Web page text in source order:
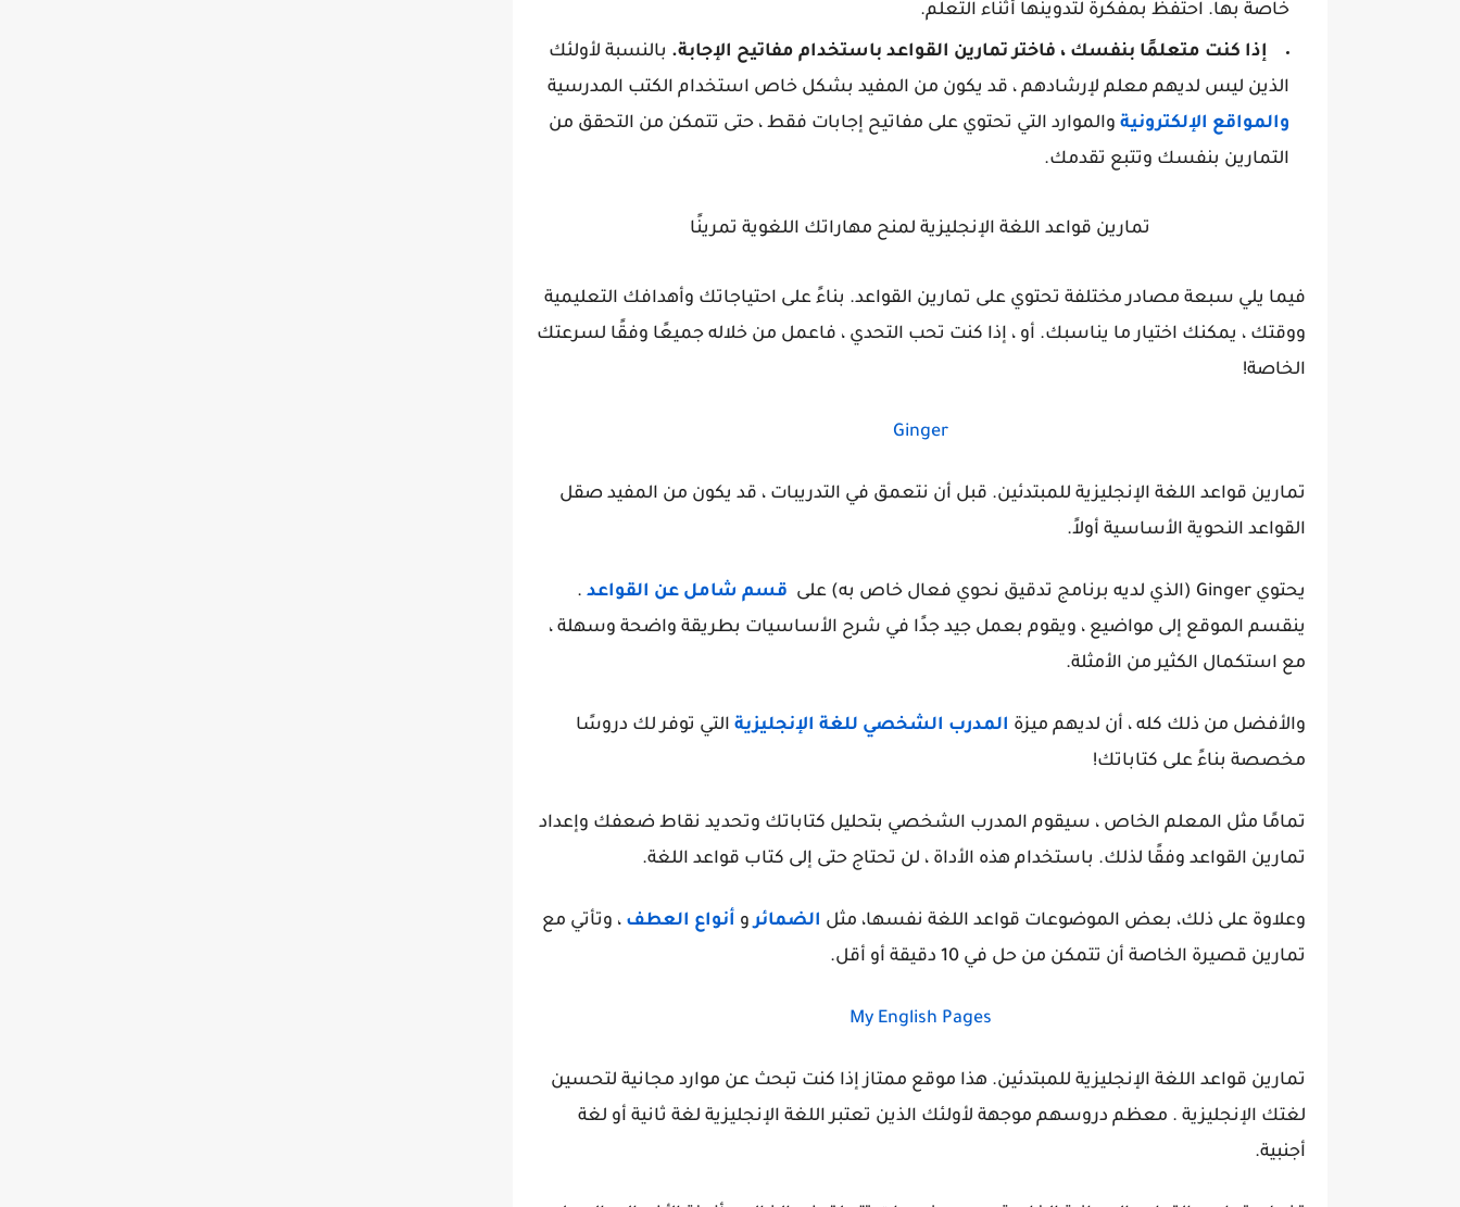
خاصة بها. احتفظ بمفكرة لتدوينها أثناء التعلم.
إذا كنت متعلمًا بنفسك ، فاختر تمارين القواعد باستخدام مفاتيح الإجابة. بالنسبة لأولئك
الذين ليس لديهم معلم لإرشادهم ، قد يكون من المفيد بشكل خاص استخدام الكتب المدرسية
والمواقع الإلكترونية والموارد التي تحتوي على مفاتيح إجابات فقط ، حتى تتمكن من التحقق من
التمارين بنفسك وتتبع تقدمك.
تمارين قواعد اللغة الإنجليزية لمنح مهاراتك اللغوية تمرينًا
فيما يلي سبعة مصادر مختلفة تحتوي على تمارين القواعد. بناءً على احتياجاتك وأهدافك التعليمية
ووقتك ، يمكنك اختيار ما يناسبك. أو ، إذا كنت تحب التحدي ، فاعمل من خلاله جميعًا وفقًا لسرعتك
الخاصة!
Ginger
تمارين قواعد اللغة الإنجليزية للمبتدئين. قبل أن نتعمق في التدريبات ، قد يكون من المفيد صقل
القواعد النحوية الأساسية أولاً.
يحتوي Ginger (الذي لديه برنامج تدقيق نحوي فعال خاص به) على قسم شامل عن القواعد .
ينقسم الموقع إلى مواضيع ، ويقوم بعمل جيد جدًا في شرح الأساسيات بطريقة واضحة وسهلة ،
مع استكمال الكثير من الأمثلة.
والأفضل من ذلك كله ، أن لديهم ميزة المدرب الشخصي للغة الإنجليزية التي توفر لك دروسًا
مخصصة بناءً على كتاباتك!
تمامًا مثل المعلم الخاص ، سيقوم المدرب الشخصي بتحليل كتاباتك وتحديد نقاط ضعفك وإعداد
تمارين القواعد وفقًا لذلك. باستخدام هذه الأداة ، لن تحتاج حتى إلى كتاب قواعد اللغة.
وعلاوة على ذلك، بعض الموضوعات قواعد اللغة نفسها، مثل الضمائرو أنواع العطف ، وتأتي مع
تمارين قصيرة الخاصة أن تتمكن من حل في 10 دقيقة أو أقل.
My English Pages
تمارين قواعد اللغة الإنجليزية للمبتدئين. هذا موقع ممتاز إذا كنت تبحث عن موارد مجانية لتحسين
لغتك الإنجليزية . معظم دروسهم موجهة لأولئك الذين تعتبر اللغة الإنجليزية لغة ثانية أو لغة
أجنبية.